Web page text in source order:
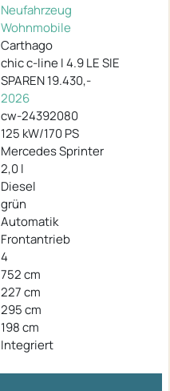
Neufahrzeug
Wohnmobile
Carthago
chic c-line I 4.9 LE SIE
SPAREN 19.430,-
2026
cw-24392080
125 kW/170 PS
Mercedes Sprinter
2,0 l
Diesel
grün
Automatik
Frontantrieb
4
752 cm
227 cm
295 cm
198 cm
Integriert